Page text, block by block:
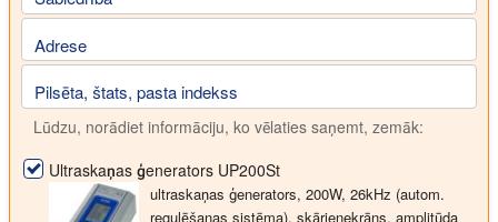
Adrese
Pilsēta, štats, pasta indekss
Lūdzu, norādiet informāciju, ko vēlaties saņemt, zemāk:
Ultraskaņas ģenerators UP200St
ultraskaņas ģenerators, 200W, 26kHz (autom.
regulēšanas sistēma), skārienekrāns, amplitūda